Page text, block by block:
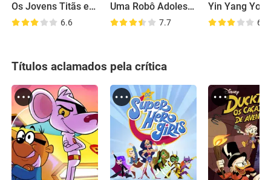
Os Jovens Titãs em Ação!
6.6
Uma Robô Adolescente
7.7
Yin Yang Yo!
6.2
Títulos aclamados pela crítica